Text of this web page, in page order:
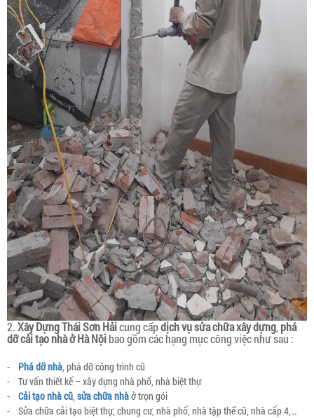
2.Xây Dựng Thái Sơn Hảicung cấpdịch vụ sửa chữa xây dựng,phá
dỡ cải tạo nhà ở Hà Nộibao gồm các hạng mục công việc như sau :
- Phá dỡ nhà, phá dỡ công trình cũ
- Tư vấn thiết kế – xây dựng nhà phố, nhà biệt thự
- Cải tạo nhà cũ, sửa chữa nhàở trọn gói
- Sửa chữa cải tạo biệt thự, chung cư, nhà phố, nhà tập thể cũ, nhà cấp 4,…